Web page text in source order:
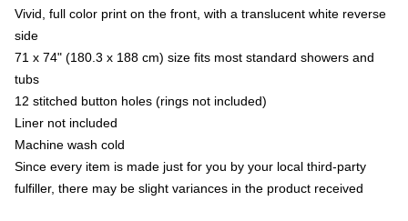
Vivid, full color print on the front, with a translucent white reverse
side
71 x 74" (180.3 x 188 cm) size fits most standard showers and
tubs
12 stitched button holes (rings not included)
Liner not included
Machine wash cold
Since every item is made just for you by your local third-party
fulfiller, there may be slight variances in the product received